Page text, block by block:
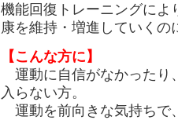
機能回復トレーニングによ
康を維持・増進していくの
【こんな方に】
運動に自信がなかったり
入らない方。
運動を前向きな気持ちで